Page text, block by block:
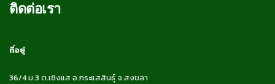
ติดต่อเรา
ที่อยู่
36/4 ม.3 ต.เชิงแส อ.กระแสสินธุ์ จ.สงขลา